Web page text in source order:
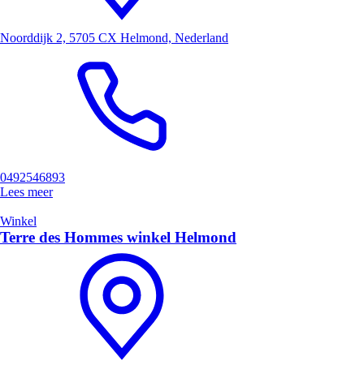
Noorddijk 2, 5705 CX Helmond, Nederland
0492546893
Lees meer
Winkel
Terre des Hommes winkel Helmond